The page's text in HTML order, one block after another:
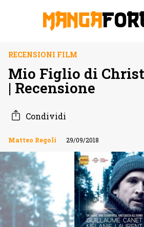
RECENSIONI FILM
Mio Figlio di
| Recensione
Condividi
Matteo Regoli 29/09/2018